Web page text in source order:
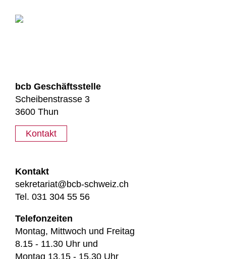
bcb Geschäftsstelle
Scheibenstrasse 3
3600 Thun
Kontakt
Kontakt
sekretariat@bcb-schweiz.ch
Tel. 031 304 55 56
Telefonzeiten
Montag, Mittwoch und Freitag
8.15 - 11.30 Uhr und
Montag 13.15 - 15.30 Uhr